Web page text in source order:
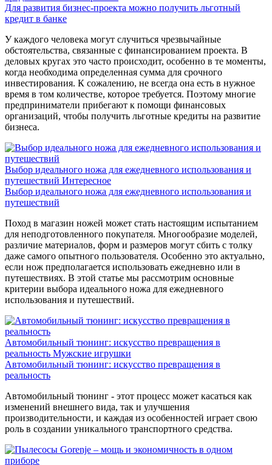
Для развития бизнес-проекта можно получить льготный
кредит в банке
У каждого человека могут случиться чрезвычайные
обстоятельства, связанные с финансированием проекта. В
деловых кругах это часто происходит, особенно в те моменты,
когда необходима определенная сумма для срочного
инвестирования. К сожалению, не всегда она есть в нужное
время в том количестве, которое требуется. Поэтому многие
предприниматели прибегают к помощи финансовых
организаций, чтобы получить льготные кредиты на развитие
бизнеса.
Выбор идеального ножа для ежедневного использования и
путешествий Интересное
Выбор идеального ножа для ежедневного использования и
путешествий
Поход в магазин ножей может стать настоящим испытанием
для неподготовленного покупателя. Многообразие моделей,
различие материалов, форм и размеров могут сбить с толку
даже самого опытного пользователя. Особенно это актуально,
если нож предполагается использовать ежедневно или в
путешествиях. В этой статье мы рассмотрим основные
критерии выбора идеального ножа для ежедневного
использования и путешествий.
Автомобильный тюнинг: искусство превращения в
реальность Мужские игрушки
Автомобильный тюнинг: искусство превращения в
реальность
Автомобильный тюнинг - этот процесс может касаться как
изменений внешнего вида, так и улучшения
производительности, и каждая из особенностей играет свою
роль в создании уникального транспортного средства.